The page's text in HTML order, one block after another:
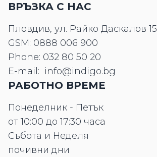
ВРЪЗКА С НАС
Пловдив, ул. Райко Даскалов 15
GSM: 0888 006 900
Phone: 032 80 50 20
E-mail: info@indigo.bg
РАБОТНО ВРЕМЕ
Понеделник - Петък
от 10:00 до 17:30 часа
Събота и Неделя
почивни дни